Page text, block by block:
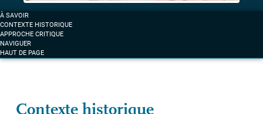
Label «La
voix
des
arabes
la
fait
À SAVOIR
CONTEXTE HISTORIQUE
APPROCHE CRITIQUE
NAVIGUER
HAUT DE PAGE
Contexte historique